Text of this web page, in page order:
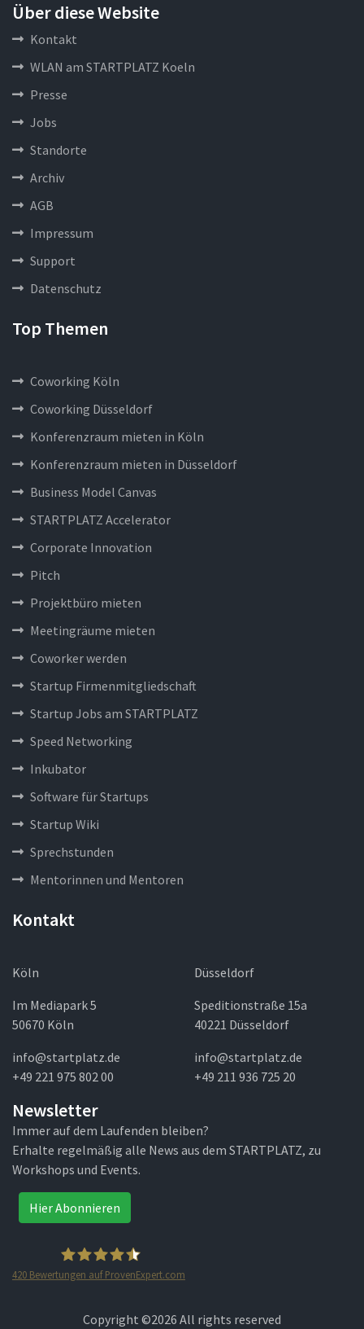
Über diese Website
Kontakt
WLAN am STARTPLATZ Koeln
Presse
Jobs
Standorte
Archiv
AGB
Impressum
Support
Datenschutz
Top Themen
Coworking Köln
Coworking Düsseldorf
Konferenzraum mieten in Köln
Konferenzraum mieten in Düsseldorf
Business Model Canvas
STARTPLATZ Accelerator
Corporate Innovation
Pitch
Projektbüro mieten
Meetingräume mieten
Coworker werden
Startup Firmenmitgliedschaft
Startup Jobs am STARTPLATZ
Speed Networking
Inkubator
Software für Startups
Startup Wiki
Sprechstunden
Mentorinnen und Mentoren
Kontakt
Köln
Im Mediapark 5
50670 Köln
info@startplatz.de
+49 221 975 802 00
Düsseldorf
Speditionstraße 15a
40221 Düsseldorf
info@startplatz.de
+49 211 936 725 20
Newsletter
Immer auf dem Laufenden bleiben?
Erhalte regelmäßig alle News aus dem STARTPLATZ, zu
Workshops und Events.
Hier Abonnieren
420 Bewertungen auf ProvenExpert.com
Copyright ©2026 All rights reserved